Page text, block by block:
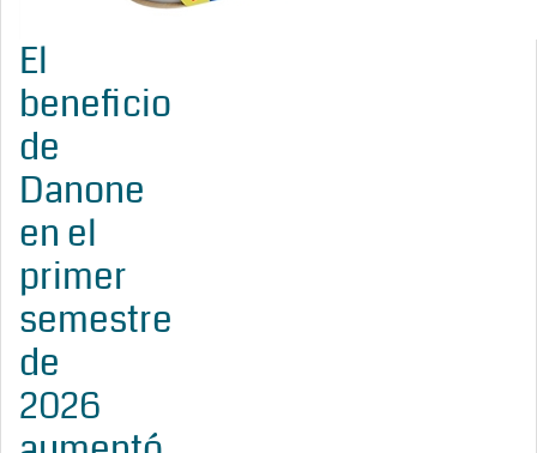
El
beneficio
de
Danone
en el
primer
semestre
de
2026